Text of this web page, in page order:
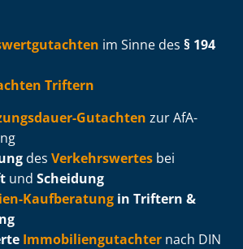
im Sinne des § 194
Triftern
Gutachten zur AfA-
des Verkehrswertes bei
und Scheidung
Kaufberatung in Triftern &
Im­mo­bi­li­en­gut­ach­ter nach DIN